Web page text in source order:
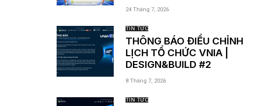
24 Tháng 7, 2026
TIN TỨC
THÔNG BÁO ĐIỀU CHỈNH
LỊCH TỔ CHỨC VNIA |
DESIGN&BUILD #2
8 Tháng 7, 2026
TIN TỨC